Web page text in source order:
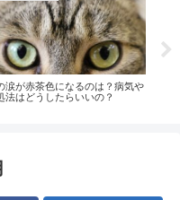
涙が赤茶色になるのは？病気や
法はどうしたらいいの？